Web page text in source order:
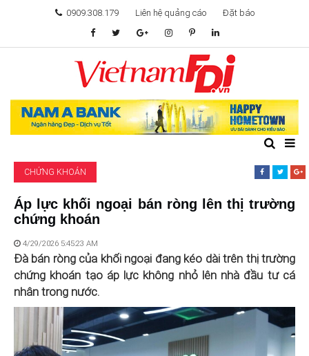
0909.308.179 Liên hệ quảng cáo Đặt báo
TÂM ĐIỂM ĐẦU TƯ
TÀI CHÍNH
KHỞI NGHIỆP
GIẢI TRÍ & CÔNG NGHỆ
CHỨNG KHOÁN
Áp lực khối ngoại bán ròng lên thị trường
chứng khoán
4/29/2026 5:45:23 AM
Đà bán ròng của khối ngoại đang kéo dài trên thị trường
chứng khoán tạo áp lực không nhỏ lên nhà đầu tư cá
nhân trong nước.